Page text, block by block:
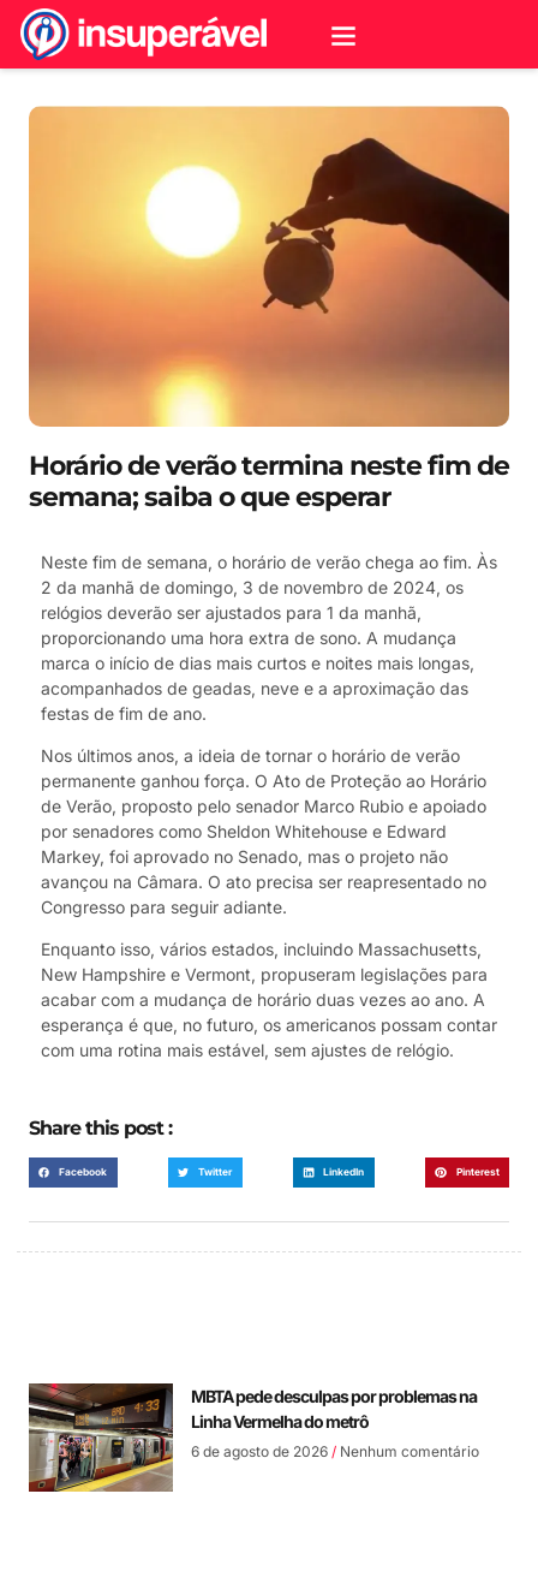
Horário de verão termina neste fim de
semana; saiba o que esperar
Neste fim de semana, o horário de verão chega ao fim. Às
2 da manhã de domingo, 3 de novembro de 2024, os
relógios deverão ser ajustados para 1 da manhã,
proporcionando uma hora extra de sono. A mudança
marca o início de dias mais curtos e noites mais longas,
acompanhados de geadas, neve e a aproximação das
festas de fim de ano.
Nos últimos anos, a ideia de tornar o horário de verão
permanente ganhou força. O Ato de Proteção ao Horário
de Verão, proposto pelo senador Marco Rubio e apoiado
por senadores como Sheldon Whitehouse e Edward
Markey, foi aprovado no Senado, mas o projeto não
avançou na Câmara. O ato precisa ser reapresentado no
Congresso para seguir adiante.
Enquanto isso, vários estados, incluindo Massachusetts,
New Hampshire e Vermont, propuseram legislações para
acabar com a mudança de horário duas vezes ao ano. A
esperança é que, no futuro, os americanos possam contar
com uma rotina mais estável, sem ajustes de relógio.
Share this post :
Facebook Twitter LinkedIn Pinterest
MBTA pede desculpas por problemas na
Linha Vermelha do metrô
6 de agosto de 2026 Nenhum comentário